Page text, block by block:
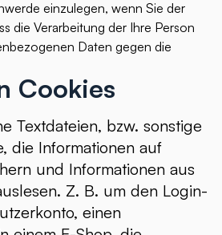
einzulegen, wenn Sie der
die Verarbeitung der Ihre Person
Daten gegen die
Cookies
Textdateien, bzw. sonstige
die Informationen auf
und Informationen aus
Z. B. um den Login-
einen